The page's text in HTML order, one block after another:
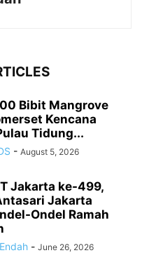
Bibit Mangrove
Kencana
Tidung...
- August 5, 2026
Jakarta ke-499,
Jakarta
Ondel Ramah
- June 26, 2026